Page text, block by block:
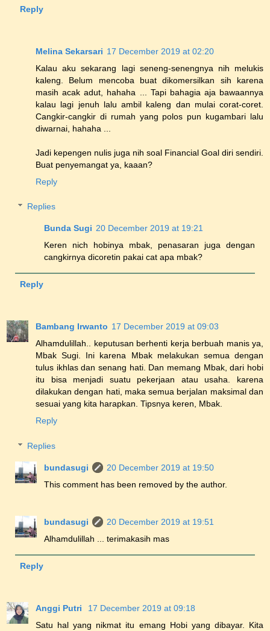
Reply
Melina Sekarsari 17 December 2019 at 02:20
Kalau aku sekarang lagi seneng-senengnya nih melukis
kaleng. Belum mencoba buat dikomersilkan sih karena
masih acak adut, hahaha ... Tapi bahagia aja bawaannya
kalau lagi jenuh lalu ambil kaleng dan mulai corat-coret.
Cangkir-cangkir di rumah yang polos pun kugambari lalu
diwarnai, hahaha ...
Jadi kepengen nulis juga nih soal Financial Goal diri sendiri.
Buat penyemangat ya, kaaan?
Reply
Replies
Bunda Sugi 20 December 2019 at 19:21
Keren nich hobinya mbak, penasaran juga dengan
cangkirnya dicoretin pakai cat apa mbak?
Reply
Bambang Irwanto 17 December 2019 at 09:03
Alhamdulillah.. keputusan berhenti kerja berbuah manis ya,
Mbak Sugi. Ini karena Mbak melakukan semua dengan
tulus ikhlas dan senang hati. Dan memang Mbak, dari hobi
itu bisa menjadi suatu pekerjaan atau usaha. karena
dilakukan dengan hati, maka semua berjalan maksimal dan
sesuai yang kita harapkan. Tipsnya keren, Mbak.
Reply
Replies
bundasugi
20 December 2019 at 19:50
This comment has been removed by the author.
bundasugi
20 December 2019 at 19:51
Alhamdulillah ... terimakasih mas
Reply
Anggi Putri
17 December 2019 at 09:18
Satu hal yang nikmat itu emang Hobi yang dibayar. Kita